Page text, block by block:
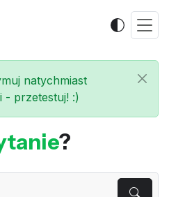
natychmiast
- przetestuj! :)
?